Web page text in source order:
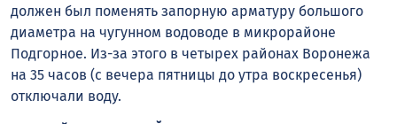
должен был поменять запорную арматуру большого
диаметра на чугунном водоводе в микрорайоне
Подгорное. Из-за этого в четырех районах Воронежа
на 35 часов (с вечера пятницы до утра воскресенья)
отключали воду.